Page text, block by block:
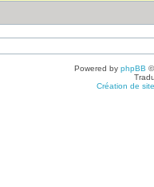
Powered by phpBB
Création de